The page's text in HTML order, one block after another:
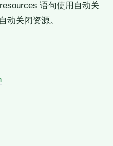
语句使用自动关
动关闭资源。